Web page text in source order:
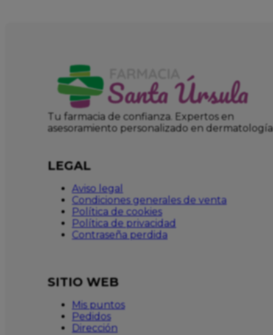
Tu farmacia de confianza. Expertos en
asesoramiento personalizado en dermatología
LEGAL
Aviso legal
Condiciones generales de venta
Política de cookies
Política de privacidad
Contraseña perdida
SITIO WEB
Mis puntos
Pedidos
Dirección